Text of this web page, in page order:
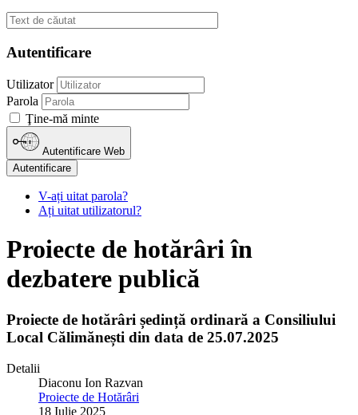
Autentificare
Utilizator
Parola
Ţine-mă minte
Autentificare Web
Autentificare
V-ați uitat parola?
Ați uitat utilizatorul?
Proiecte de hotărâri în
dezbatere publică
Proiecte de hotărâri ședință ordinară a Consiliului
Local Călimănești din data de 25.07.2025
Detalii
Diaconu Ion Razvan
Proiecte de Hotărâri
18 Iulie 2025